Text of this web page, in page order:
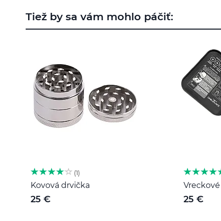
začiatok
galérie
Tiež by sa vám mohlo páčiť:
1
Kovová drvička
25 €
Vreckové
25 €